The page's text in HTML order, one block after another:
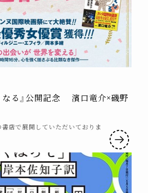
なる』公開記念 濱口竜介×磯野
店で展開していただいておりま